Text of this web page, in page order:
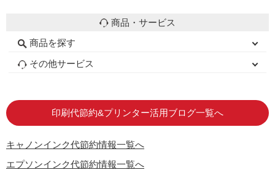
商品・サービス
商品を探す
初心者用セット
キャノンインク
エプソンインク
ブラザーインク
詰め替えインク
互換インクボトル
互換インクカートリッジ
再生インクカートリッジ
トナーカートリッジ
その他サービス
印刷代節約&プリンター活用ブログ一覧へ
キャノンインク代節約情報一覧へ
エプソンインク代節約情報一覧へ